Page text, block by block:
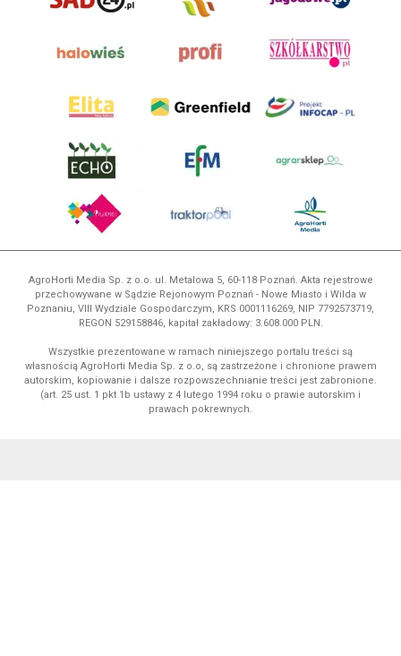
AgroHorti Media Sp. z o.o. ul. Metalowa 5, 60-118 Poznań. Akta rejestrowe
przechowywane w Sądzie Rejonowym Poznań - Nowe Miasto i Wilda w
Poznaniu, VIII Wydziale Gospodarczym, KRS 0001116269, NIP 7792573719,
REGON 529158846, kapitał zakładowy: 3.608.000 PLN.
Wszystkie prezentowane w ramach niniejszego portalu treści są
własnością AgroHorti Media Sp. z o.o, są zastrzeżone i chronione prawem
autorskim, kopiowanie i dalsze rozpowszechnianie treści jest zabronione.
(art. 25 ust. 1 pkt 1b ustawy z 4 lutego 1994 roku o prawie autorskim i
prawach pokrewnych.